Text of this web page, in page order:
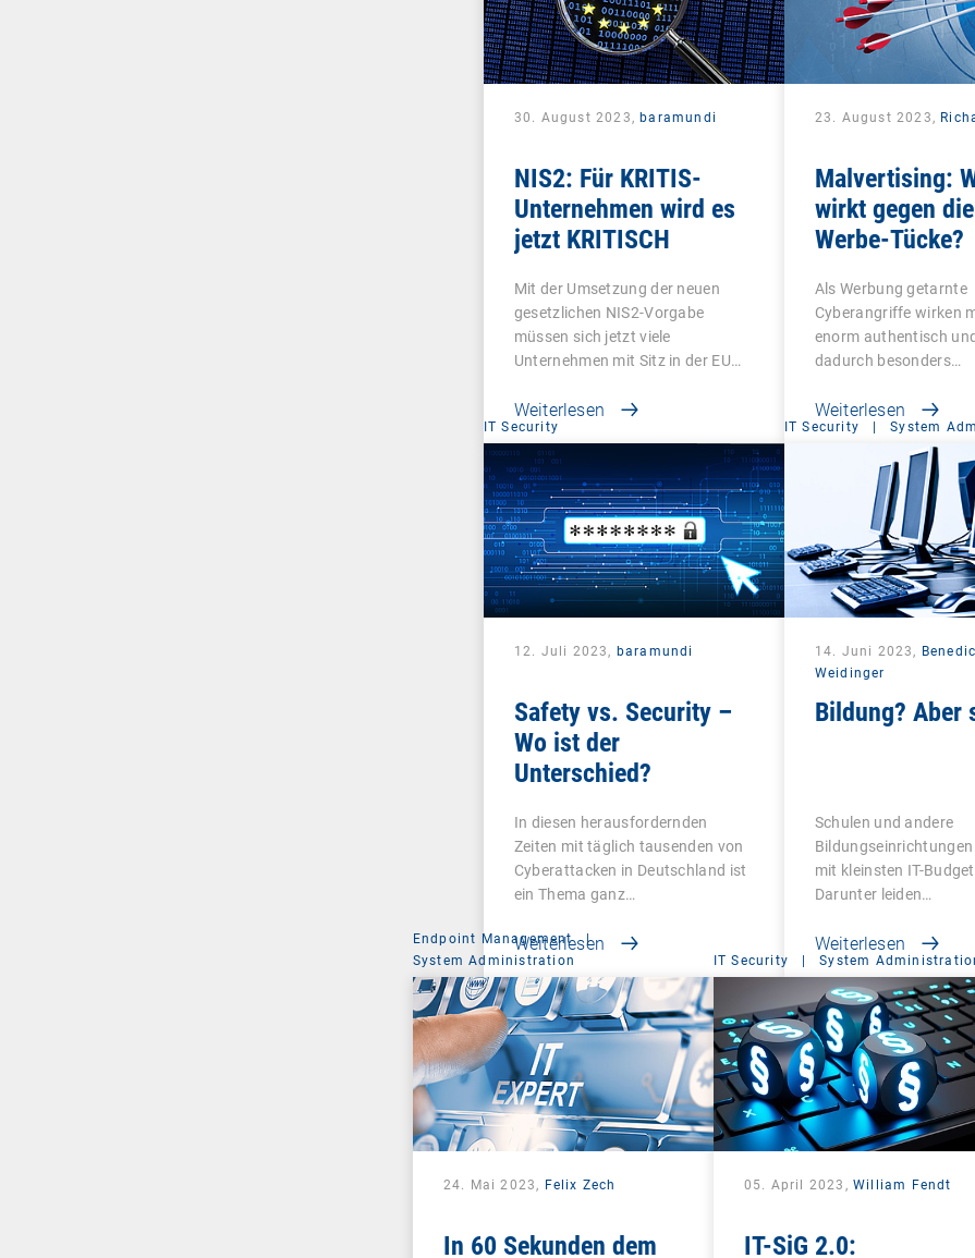
30. August 2023,baramundi
NIS2: Für KRITIS-
Unternehmen wird es
jetzt KRITISCH
Mit der Umsetzung der neuen
gesetzlichen NIS2-Vorgabe
müssen sich jetzt viele
Unternehmen mit Sitz in der EU…
Weiterlesen
23. August 2023,
Malvertising:
wirkt gegen die
Werbe-Tücke?
Als Werbung getarnte
Cyberangriffe wirken
enorm authentisch
dadurch besonders…
Weiterlesen
IT Security
12. Juli 2023, baramundi
Safety vs. Security –
Wo ist der
Unterschied?
In diesen herausfordernden
Zeiten mit täglich tausenden von
Cyberattacken in Deutschland ist
ein Thema ganz…
Weiterlesen
IT Security | System
14. Juni 2023,
Weidinger
Bildung? Aber
Schulen und andere
Bildungseinrichtungen
mit kleinsten IT-
Darunter leiden…
Weiterlesen
Endpoint Management
|
System Administration
24. Mai 2023, Felix Zech
In 60 Sekunden dem
IT Security | System
05. April 2023, William Fendt
IT-SiG 2.0: